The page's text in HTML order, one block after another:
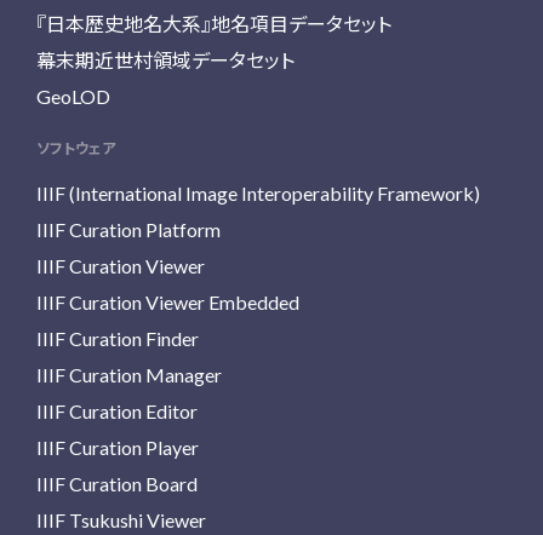
『日本歴史地名大系』地名項目データセット
幕末期近世村領域データセット
GeoLOD
ソフトウェア
IIIF (International Image Interoperability Framework)
IIIF Curation Platform
IIIF Curation Viewer
IIIF Curation Viewer Embedded
IIIF Curation Finder
IIIF Curation Manager
IIIF Curation Editor
IIIF Curation Player
IIIF Curation Board
IIIF Tsukushi Viewer